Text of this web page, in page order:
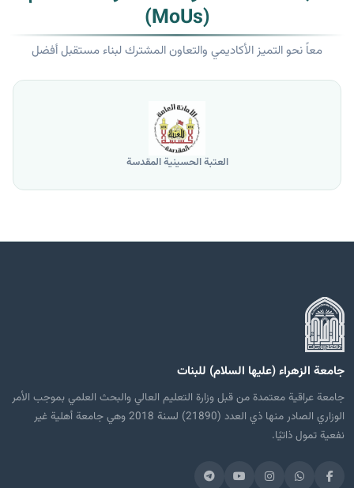
(MoUs)
معاً نحو التميز الأكاديمي والتعاون المشترك لبناء مستقبل أفضل
العتبة الحسينية المقدسة
جامعة الزهراء (عليها السلام) للبنات
جامعة عراقية معتمدة من قبل وزارة التعليم العالي والبحث العلمي بموجب الأمر
الوزاري الصادر منها ذي العدد (21890) لسنة 2018 وهي جامعة أهلية غير
نفعية تمول ذاتيًا.